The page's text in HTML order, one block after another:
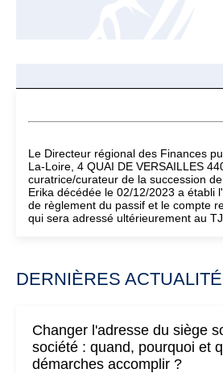
Le Directeur régional des Finances
La-Loire, 4 QUAI DE VERSAILLES
curatrice/curateur de la succession
Erika décédée le 02/12/2023 a établi
de règlement du passif et le compte
qui sera adressé ultérieurement au
DERNIÈRES
Changer l'adresse du siège
société : quand, pourquoi et
démarches accomplir ?